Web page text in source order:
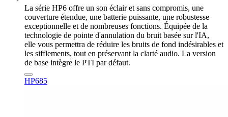
La série HP6 offre un son éclair et sans compromis, une
couverture étendue, une batterie puissante, une robustesse
exceptionnelle et de nombreuses fonctions. Équipée de la
technologie de pointe d'annulation du bruit basée sur l'IA,
elle vous permettra de réduire les bruits de fond indésirables et
les sifflements, tout en préservant la clarté audio. La version
de base intègre le PTI par défaut.
HP685